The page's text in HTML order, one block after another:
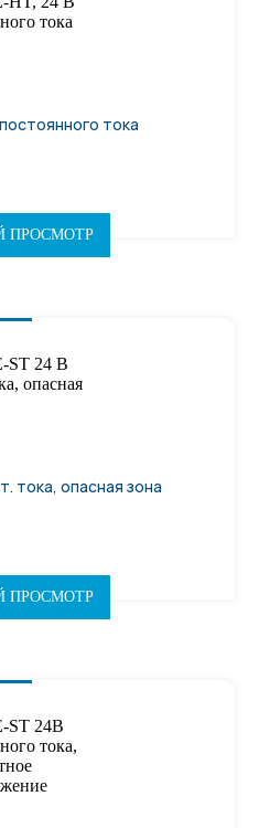
тока
ПРОСМОТР
тока, опасная зона
ПРОСМОТР